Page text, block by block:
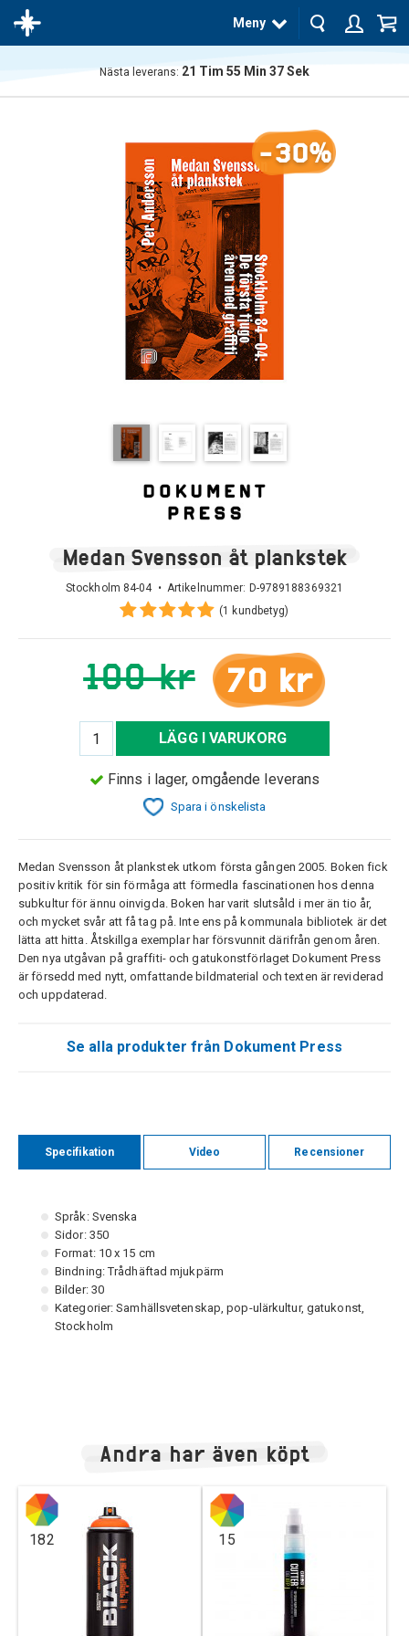
Meny
Nästa leverans: 21 Tim 55 Min 36Sek
-30%
Medan Svensson åt plankstek
Stockholm 84-04 • Artikelnummer: D-9789188369321
(1 kundbetyg)
100 kr 70 kr
LÄGG I VARUKORG
Finns i lager, omgående leverans
Spara i önskelista
Medan Svensson åt plankstek utkom första gången 2005. Boken fick
positiv kritik för sin förmåga att förmedla fascinationen hos denna
subkultur för ännu oinvigda. Boken har varit slutsåld i mer än tio år,
och mycket svår att få tag på. Inte ens på kommunala bibliotek är det
lätta att hitta. Åtskillga exemplar har försvunnit därifrån genom åren.
Den nya utgåvan på graffiti- och gatukonstförlaget Dokument Press
är försedd med nytt, omfattande bildmaterial och texten är reviderad
och uppdaterad.
Se alla produkter från Dokument Press
Specifikation Video Recensioner
Språk: Svenska
Sidor: 350
Format: 10 x 15 cm
Bindning: Trådhäftad mjukpärm
Bilder: 30
Kategorier: Samhällsvetenskap, pop-ulärkultur, gatukonst,
Stockholm
Andra har även köpt
182 15